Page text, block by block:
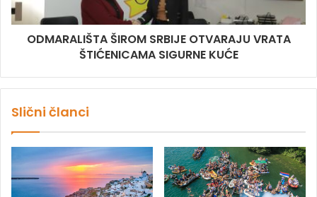
ODMARALIŠTA ŠIROM SRBIJE OTVARAJU VRATA
ŠTIĆENICAMA SIGURNE KUĆE
Slični članci